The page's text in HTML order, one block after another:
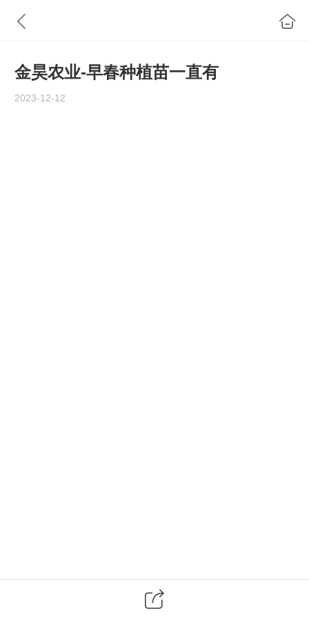
金昊农业-早春种植苗一直有
2023-12-12